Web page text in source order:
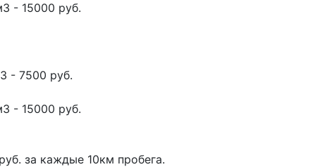
- 15000 руб.
- 7500 руб.
- 15000 руб.
за каждые 10км пробега.